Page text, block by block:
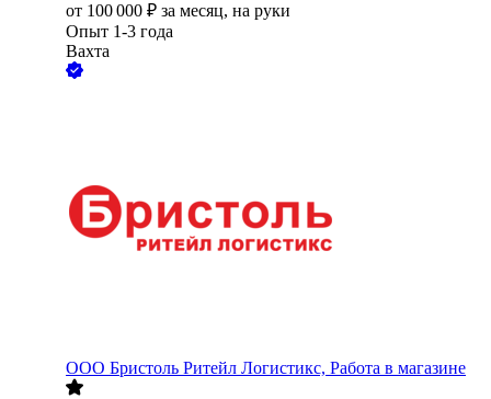
от 100 000 ₽ за месяц, на руки
Опыт 1-3 года
Вахта
ООО Бристоль Ритейл Логистикс, Работа в магазине